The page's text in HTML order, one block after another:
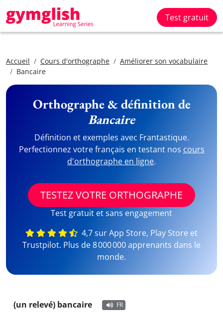
Test gratuit
Accueil Cours d'orthographe
Améliorer son vocabulaire
Bancaire
Orthographe & définition de
Bancaire
Définition et exemples avec Frantastique.
Perfectionnez votre français en testant nos cours
d'orthographe en ligne.
TESTEZ VOTRE ORTHOGRAPHE
Test gratuit et sans engagement
4,7 sur App Store, Play Store et
Trustpilot. Plus de 8 000 000 apprenants dans le
monde.
(un relevé) bancaire FR